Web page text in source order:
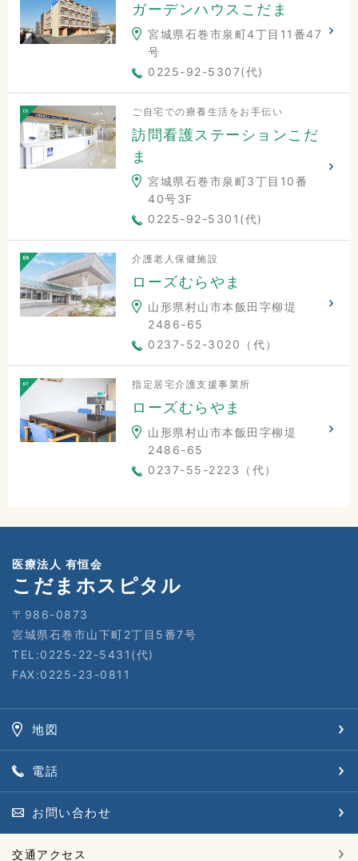
ガーデンハウスこだま
宮城県石巻市泉町4丁目11番47
号
0225-92-5307(代)
ご自宅での療養生活をお手伝い
訪問看護ステーションこだ
ま
宮城県石巻市泉町3丁目10番
40号3F
0225-92-5301(代)
介護老人保健施設
ローズむらやま
山形県村山市本飯田字柳堤
2486-65
0237-52-3020（代）
指定居宅介護支援事業所
ローズむらやま
山形県村山市本飯田字柳堤
2486-65
0237-55-2223（代）
医療法人 有恒会
こだまホスピタル
〒986-0873
宮城県石巻市山下町2丁目5番7号
TEL:0225-22-5431(代)
FAX:0225-23-0811
地図
電話
お問い合わせ
交通アクセス